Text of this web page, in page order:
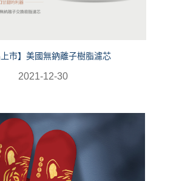
上市】美國無鈉離子樹脂濾芯
2021-12-30